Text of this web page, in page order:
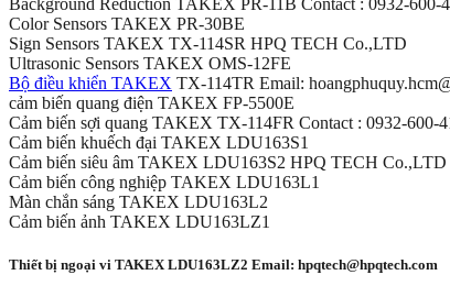
Color Sensors TAKEX PR-30BE
Sign Sensors TAKEX TX-114SR HPQ TECH Co.,LTD
Ultrasonic Sensors TAKEX OMS-12FE
Bộ điều khiển TAKEX TX-114TR Email:
cảm biến quang điện TAKEX FP-5500E
Cảm biến sợi quang TAKEX TX-114FR Contact : 0932-600-
Cảm biến khuếch đại TAKEX LDU163S1
Cảm biến siêu âm TAKEX LDU163S2 HPQ TECH Co.,LTD
Cảm biến công nghiệp TAKEX LDU163L1
Màn chắn sáng TAKEX LDU163L2
Cảm biến ảnh TAKEX LDU163LZ1
Thiết bị ngoại vi TAKEX LDU163LZ2 Email: hpqtech@hpqtech.com